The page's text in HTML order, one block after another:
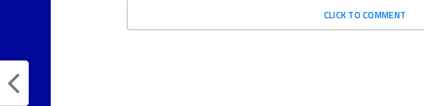
CLICK TO COMMENT